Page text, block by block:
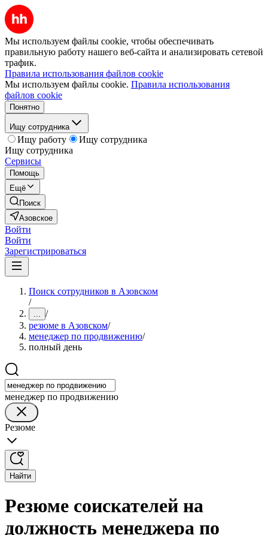
Мы используем файлы cookie, чтобы обеспечивать
правильную работу нашего веб-сайта и анализировать сетевой
трафик.
Правила использования файлов cookie
Мы используем файлы cookie. Правила использования
файлов cookie
Понятно
Ищу сотрудника
Ищу работу
Ищу сотрудника
Ищу сотрудника
Сервисы
Помощь
Ещё
Поиск
Азовское
Войти
Войти
Зарегистрироваться
Поиск сотрудников в Азовском
/
... /
резюме в Азовском/
менеджер по продвижению/
полный день
менеджер по продвижению
Резюме
Найти
Резюме соискателей на
должность менеджера по